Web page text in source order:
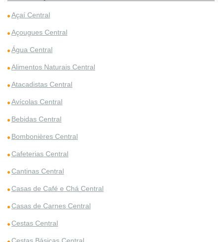
Açaí Central
Açougues Central
Água Central
Alimentos Naturais Central
Atacadistas Central
Avícolas Central
Bebidas Central
Bombonières Central
Cafeterias Central
Cantinas Central
Casas de Café e Chá Central
Casas de Carnes Central
Cestas Central